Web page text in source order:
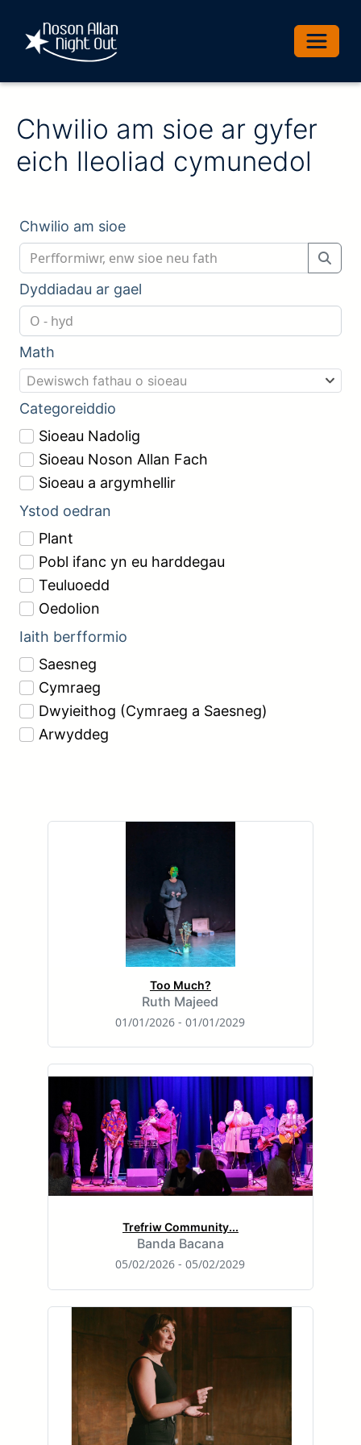
Chwilio am sioe ar gyfer
eich lleoliad cymunedol
Chwilio am sioe
Dyddiadau ar gael
Math
Dewiswch fathau o sioeau
Categoreiddio
Sioeau Nadolig
Sioeau Noson Allan Fach
Sioeau a argymhellir
Ystod oedran
Plant
Pobl ifanc yn eu harddegau
Teuluoedd
Oedolion
Iaith berfformio
Saesneg
Cymraeg
Dwyieithog (Cymraeg a Saesneg)
Arwyddeg
Too Much?
Ruth Majeed
01/01/2026 - 01/01/2029
Trefriw Community...
Banda Bacana
05/02/2026 - 05/02/2029